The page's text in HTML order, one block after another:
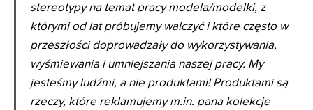
stereotypy na temat pracy modela/modelki, z
którymi od lat próbujemy walczyć i które często w
przeszłości doprowadzały do wykorzystywania,
wyśmiewania i umniejszania naszej pracy. My
jesteśmy ludźmi, a nie produktami! Produktami są
rzeczy, które reklamujemy m.in. pana kolekcje